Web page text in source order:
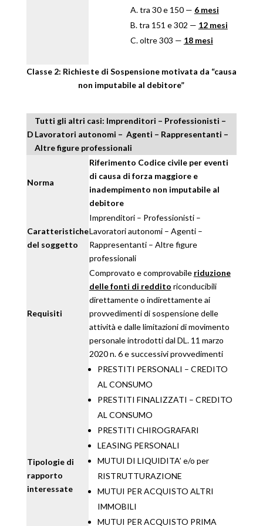
tra 30 e 150 — 6 mesi
tra 151 e 302 — 12 mesi
oltre 303 — 18 mesi
Classe 2: Richieste di Sospensione motivata da “causa
non imputabile al debitore”
D
Tutti gli altri casi: Imprenditori – Professionisti –
Lavoratori autonomi – Agenti – Rappresentanti –
Altre figure professionali
Norma
Riferimento Codice civile per eventi
di causa di forza maggiore e
inadempimento non imputabile al
debitore
Caratteristiche
del soggetto
Imprenditori – Professionisti –
Lavoratori autonomi – Agenti –
Rappresentanti – Altre figure
professionali
Requisiti
Comprovato e comprovabile riduzione
delle fonti di reddito riconducibili
direttamente o indirettamente ai
provvedimenti di sospensione delle
attività e dalle limitazioni di movimento
personale introdotti dal DL. 11 marzo
2020 n. 6 e successivi provvedimenti
Tipologie di
rapporto
interessate
PRESTITI PERSONALI – CREDITO
AL CONSUMO
PRESTITI FINALIZZATI – CREDITO
AL CONSUMO
PRESTITI CHIROGRAFARI
LEASING PERSONALI
MUTUI DI LIQUIDITA’ e/o per
RISTRUTTURAZIONE
MUTUI PER ACQUISTO ALTRI
IMMOBILI
MUTUI PER ACQUISTO PRIMA